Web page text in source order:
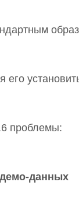
его
проблемы:
данных